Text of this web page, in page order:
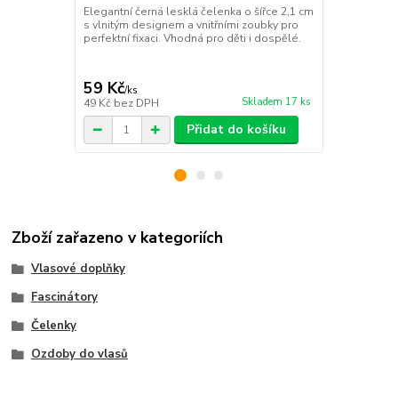
Elegantní černá lesklá čelenka o šířce 2,1 cm
s vlnitým designem a vnitřními zoubky pro
perfektní fixaci. Vhodná pro děti i dospělé.
59 Kč/ks
49 Kč bez DPH Skladem 17 ks
Přidat do košíku
Zboží zařazeno v kategoriích
Vlasové doplňky
Fascinátory
Čelenky
Ozdoby do vlasů